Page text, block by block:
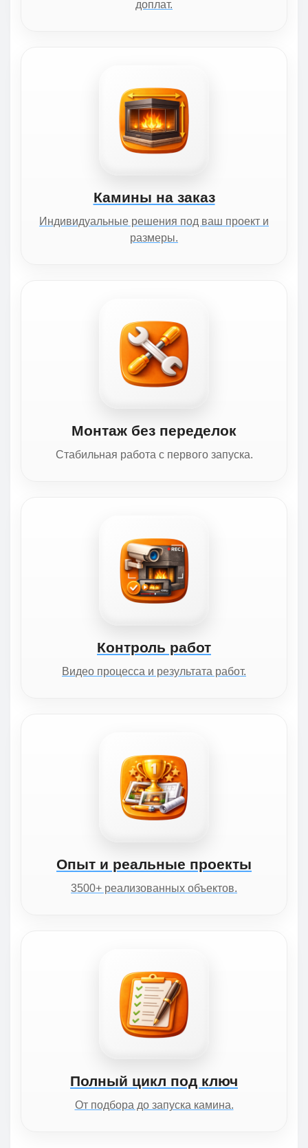
доплат.
Камины на заказ
Индивидуальные решения под ваш проект и
размеры.
Монтаж без переделок
Стабильная работа с первого запуска.
Контроль работ
Видео процесса и результата работ.
Опыт и реальные проекты
3500+ реализованных объектов.
Полный цикл под ключ
От подбора до запуска камина.